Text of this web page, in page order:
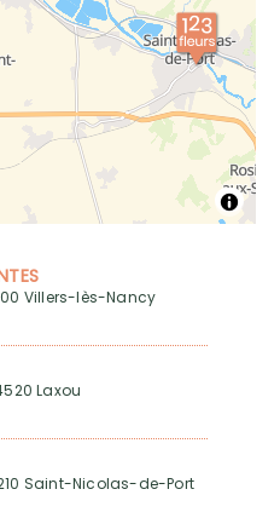
Villers-lès-Nancy
Laxou
Saint-Nicolas-de-Port